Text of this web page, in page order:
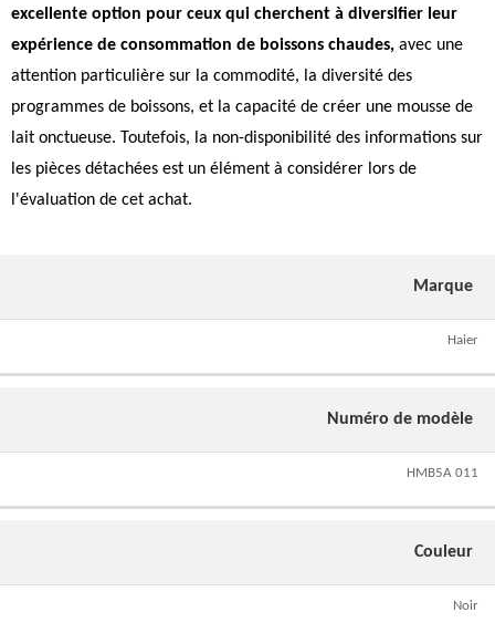
excellente option pour ceux qui cherchent à diversifier leur
expérience de consommation de boissons chaudes, avec une
attention particulière sur la commodité, la diversité des
programmes de boissons, et la capacité de créer une mousse de
lait onctueuse. Toutefois, la non-disponibilité des informations sur
les pièces détachées est un élément à considérer lors de
l'évaluation de cet achat.
Marque
Haier
Numéro de modèle
HMB5A 011
Couleur
Noir